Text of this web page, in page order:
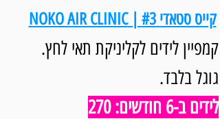
קייס סטאדי #3 | NOKO AIR CLINIC
קמפיין לידים לקליניקת תאי לחץ.
גוגל בלבד.
לידים ב-6 חודשים: 270